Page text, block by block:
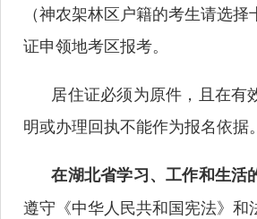
（神农架林区户籍的考生请选
证申领地考区报考。
居住证必须为原件，且在有
明或办理回执不能作为报名依据。
在湖北省学习、工作和生活
遵守《中华人民共和国宪法》和